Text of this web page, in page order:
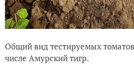
Общий вид тестируемых
числе Амурский тигр.